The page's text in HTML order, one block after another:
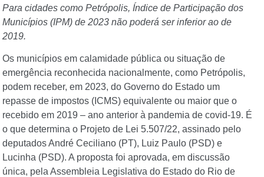
Para cidades como Petrópolis, Índice de Participação dos
Municípios (IPM) de 2023 não poderá ser inferior ao de
2019.
Os municípios em calamidade pública ou situação de
emergência reconhecida nacionalmente, como Petrópolis,
podem receber, em 2023, do Governo do Estado um
repasse de impostos (ICMS) equivalente ou maior que o
recebido em 2019 – ano anterior à pandemia de covid-19. É
o que determina o Projeto de Lei 5.507/22, assinado pelo
deputados André Ceciliano (PT), Luiz Paulo (PSD) e
Lucinha (PSD). A proposta foi aprovada, em discussão
única, pela Assembleia Legislativa do Estado do Rio de